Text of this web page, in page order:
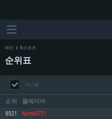
메인 E-스포츠
순위표
지난 달
순위 플레이어
8021 Nomk0721